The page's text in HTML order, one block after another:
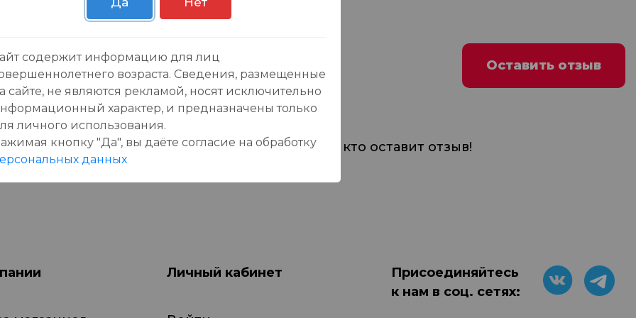
Оставить отзыв
товара еще нет отзывов, будьте первым, кто оставит отзыв!
Личный кабинет
Присоединяйтесь
к нам в соц. сетях:
содержит информацию для лиц
возраста. Сведения, размещенные
сайте, не являются рекламой, носят исключительно
характер, и предназначены только
личного использования.
кнопку "Да", вы даёте cогласие на обработку
данных